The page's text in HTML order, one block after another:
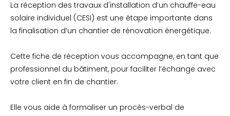
La réception des travaux d'installation d’un chauffe-eau
solaire individuel (CESI) est une étape importante dans
la finalisation d’un chantier de rénovation énergétique.
Cette fiche de réception vous accompagne, en tant que
professionnel du bâtiment, pour faciliter l’échange avec
votre client en fin de chantier.
Elle vous aide à formaliser un procès-verbal de